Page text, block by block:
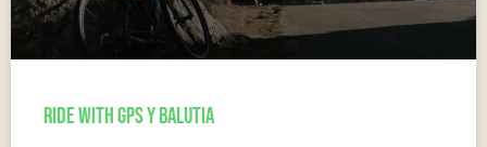
Ride with GPS y Balutia